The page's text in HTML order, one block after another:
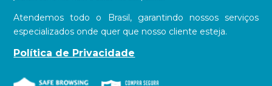
Atendemos todo o Brasil, garantindo nossos serviços
especializados onde quer que nosso cliente esteja.
Política de Privacidade